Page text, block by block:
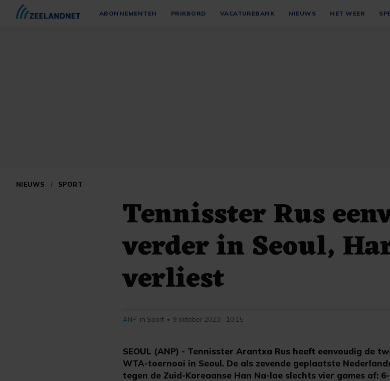
ABONNEMENTEN PRIKBORD VACATUREBANK NIEUWS HET WEER
NIEUWS / SPORT
Tennisster Rus
verder in Seoul,
verliest
SEOUL (ANP) - Tennisster Arantxa Rus heeft eenvoudig de
WTA-toernooi in Seoul. De als zevende geplaatste
tegen de Zuid-Koreaanse Han Na-lae slechts vier games af:
ANP in Sport • 9 oktober 2023 - 10:15